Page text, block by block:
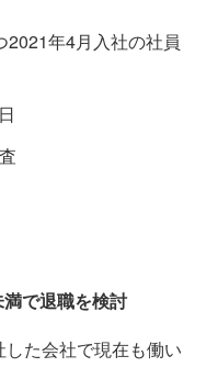
2021年4月入社の社員
で退職を検討
た会社で現在も働い